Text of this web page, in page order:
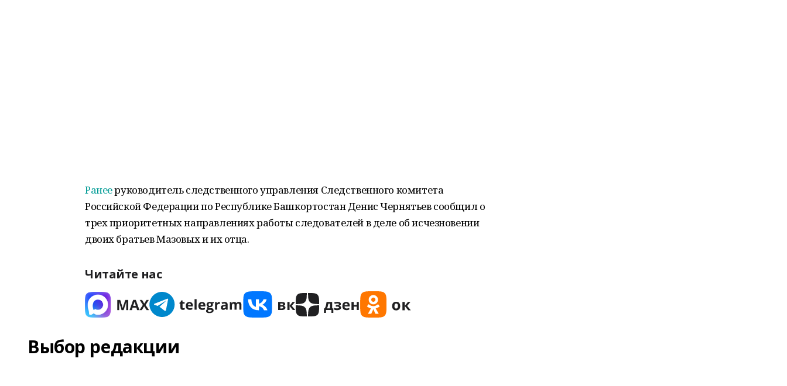
Ранееруководитель следственного управления Следственного комитета
Российской Федерации по Республике Башкортостан Денис Чернятьев сообщил о
трех приоритетных направлениях работы следователей в деле об исчезновении
двоих братьев Мазовых и их отца.
Читайте нас
Выбор редакции